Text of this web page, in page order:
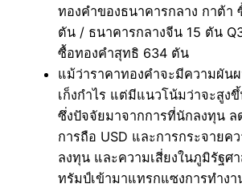
ทองคำของธนาคารกลาง กาต้า
ตัน / ธนาคารกลางจีน 15 ตัน
ซื้อทองคำสุทธิ 634 ตัน
แม้ว่าราคาทองคำจะมีความผัน
เก็งกำไร แต่มีแนวโน้มว่าจะสูง
ซึ่งปัจจัยมาจากการที่นักลงทุน ล
การถือ USD และการกระจายค
ลงทุน และความเสี่ยงในภูมิรัฐศ
ทรัมป์เข้ามาแทรกแซงการทำงา